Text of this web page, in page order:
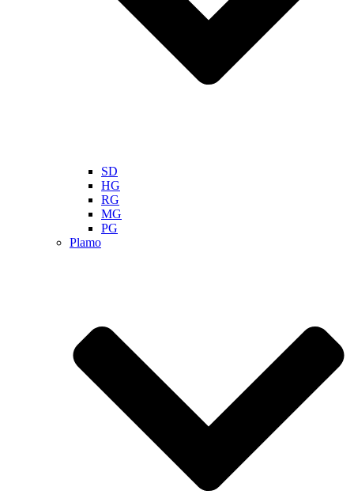
SD
HG
RG
MG
PG
Plamo